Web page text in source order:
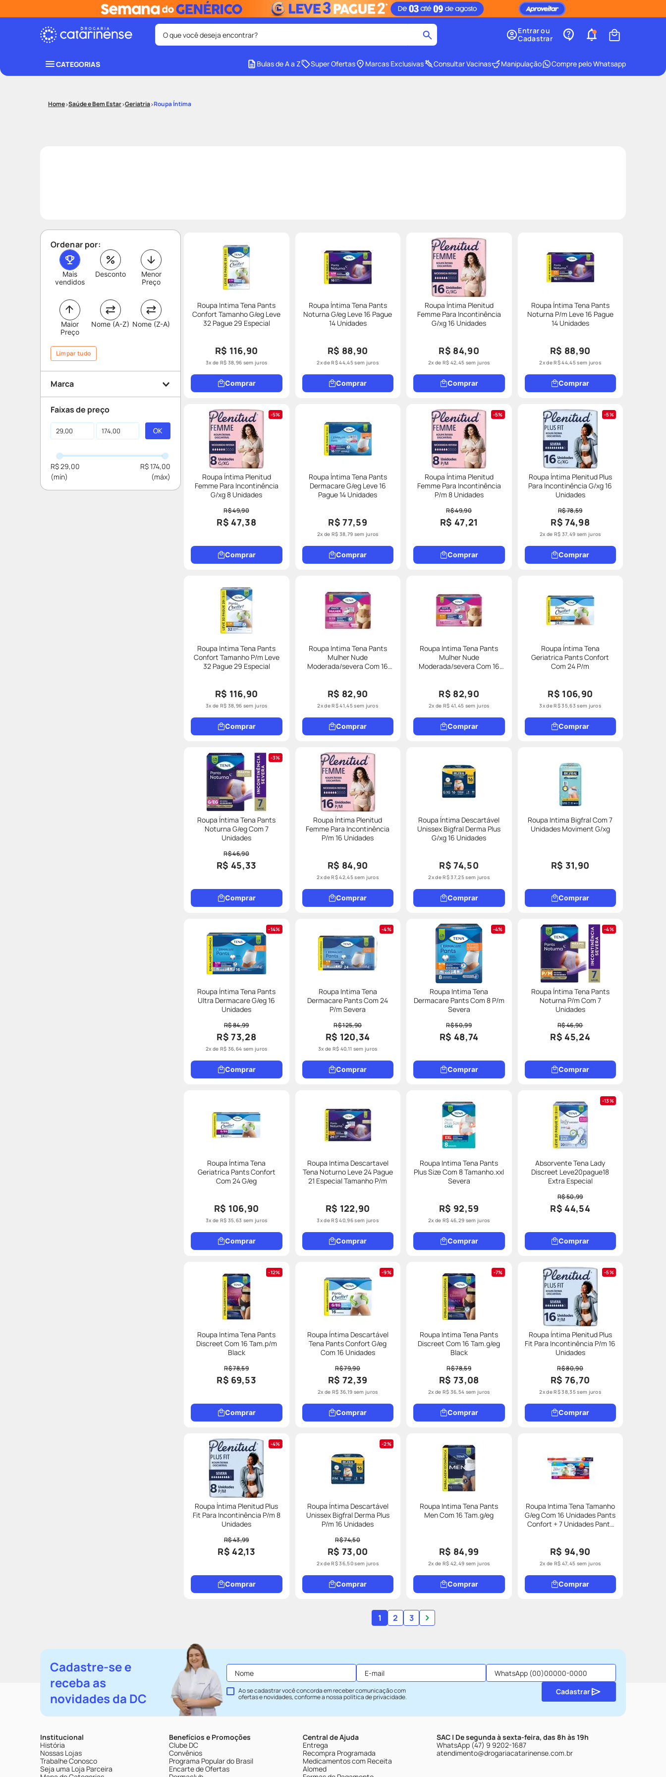
O que você deseja encontrar?
Entrar ou
Cadastrar
CATEGORIAS Bulas de A a Z Super Ofertas Marcas Exclusivas Consultar Vacinas Manipulação Compre pelo Whatsapp
Saúde e Bem Estar Geriatria Roupa Íntima
Ordenar por:
Mais
vendidos
Desconto
Maior
Preço
Menor
Preço
Nome (A-Z) Nome (Z-A)
Marca
Tena
Plenitud
Bigfral
Modess
Drylock
Faixas de preço
R$ 29,00 R$ 174,00
Limpar tudo
Roupa Intima Tena Pants
Confort Tamanho G/eg Leve
32 Pague 29 Especial
R$ 116,90
3x de R$ 38,96 sem juros
Comprar
Roupa Íntima Tena Pants
Noturna G/eg Leve 16 Pague
14 Unidades
R$ 88,90
2x deR$44,45sem juros
Comprar
Roupa Íntima Plenitud
Femme Para Incontinência
G/xg 16 Unidades
R$ 84,90
2x de R$ 42,45 sem juros
Comprar
Roupa Íntima Tena Pants
Noturna P/m Leve 16 Pague
14 Unidades
R$ 88,90
2x deR$44,45sem juros
Comprar
5%
Roupa Íntima Plenitud
Femme Para Incontinência
G/xg 8 Unidades
R$ 49,90
R$ 47,38
Comprar
Roupa Íntima Tena Pants
Dermacare G/eg Leve 16
Pague 14 Unidades
R$ 77,59
2x de R$ 38,79 sem juros
Comprar
5%
Roupa Íntima Plenitud
Femme Para Incontinência
P/m 8 Unidades
R$ 49,90
R$ 47,21
Comprar
5%
Roupa Íntima Plenitud Plus
Para Incontinência G/xg 16
Unidades
R$ 78,59
R$ 74,98
2x de R$ 37,49 sem juros
Comprar
Roupa Intima Tena Pants
Confort Tamanho P/m Leve
32 Pague 29 Especial
R$ 116,90
3x de R$ 38,96 sem juros
Comprar
Roupa Intima Tena Pants
Mulher Nude
Moderada/severa Com 16
R$ 82,90
2x deR$41,45sem juros
Comprar
Roupa Intima Tena Pants
Mulher Nude
Moderada/severa Com 16
R$ 82,90
2x de R$ 41,45 sem juros
Comprar
Roupa Íntima Tena
Geriatrica Pants Confort
Com 24 P/m
R$ 106,90
3x deR$35,63 sem juros
Comprar
3%
Roupa Íntima Tena Pants
Noturna G/eg Com 7
Unidades
R$ 46,90
R$ 45,33
Comprar
Roupa Íntima Plenitud
Femme Para Incontinência
P/m 16 Unidades
R$ 84,90
2x deR$42,45sem juros
Comprar
Roupa Íntima Descartável
Unissex Bigfral Derma Plus
G/xg 16 Unidades
R$ 74,50
2x deR$37,25sem juros
Comprar
Roupa Intima Bigfral Com 7
Unidades Moviment G/xg
R$ 31,90
Comprar
14%
Roupa Íntima Tena Pants
Ultra Dermacare G/eg 16
Unidades
R$ 84,99
R$ 73,28
2x de R$ 36,64 sem juros
Comprar
4%
Roupa Intima Tena
Dermacare Pants Com 24
P/m Severa
R$ 125,90
R$ 120,34
3x de R$ 40,11 sem juros
Comprar
4%
Roupa Intima Tena
Dermacare Pants Com 8 P/m
Severa
R$ 50,99
R$ 48,74
Comprar
4%
Roupa Íntima Tena Pants
Noturna P/m Com 7
Unidades
R$ 46,90
R$ 45,24
Comprar
Roupa Íntima Tena
Geriatrica Pants Confort
Com 24 G/eg
R$ 106,90
3x de R$ 35,63 sem juros
Comprar
Roupa Intima Descartavel
Tena Noturno Leve 24 Pague
21 Especial Tamanho P/m
R$ 122,90
3x deR$40,96sem juros
Comprar
Roupa Intima Tena Pants
Plus Size Com 8 Tamanho.xxl
Severa
R$ 92,59
2x de R$ 46,29 sem juros
Comprar
13%
Absorvente Tena Lady
Discreet Leve20pague18
Extra Especial
R$ 50,99
R$ 44,54
Comprar
12%
Roupa Intima Tena Pants
Discreet Com 16 Tam.p/m
Black
R$ 78,59
R$ 69,53
Comprar
9%
Roupa Íntima Descartável
Tena Pants Confort G/eg
Com 16 Unidades
R$ 79,90
R$ 72,39
2x de R$ 36,19 sem juros
Comprar
7%
Roupa Intima Tena Pants
Discreet Com 16 Tam.g/eg
Black
R$ 78,59
R$ 73,08
2x de R$ 36,54 sem juros
Comprar
5%
Roupa Íntima Plenitud Plus
Fit Para Incontinência P/m 16
Unidades
R$ 80,90
R$ 76,70
2x deR$38,35sem juros
Comprar
4%
Roupa Íntima Plenitud Plus
Fit Para Incontinência P/m 8
Unidades
R$ 43,99
R$ 42,13
Comprar
2%
Roupa Íntima Descartável
Unissex Bigfral Derma Plus
P/m 16 Unidades
R$ 74,50
R$ 73,00
2x deR$36,50sem juros
Comprar
Roupa Intima Tena Pants
Men Com 16 Tam.g/eg
R$ 84,99
2x de R$ 42,49 sem juros
Comprar
Roupa Intima Tena Tamanho
G/eg Com 16 Unidades Pants
Confort + 7 Unidades Pants
R$ 94,90
2x de R$ 47,45 sem juros
Comprar
1 2 3
Cadastre-se e
receba as
novidades da DC
Ao se cadastrar você concorda em receber comunicação com
ofertas e novidades, conforme a nossapolítica de privacidade.
Cadastrar
Institucional
História
Nossas Lojas
Trabalhe Conosco
Seja uma Loja Parceira
Benefícios e Promoções
Clube DC
Convênios
Programa Popular do Brasil
Encarte de Ofertas
Central de Ajuda
Entrega
Recompra Programada
Medicamentos com Receita
Alomed
SAC | De segunda à sexta-feira, das 8h às 19h
WhatsApp (47) 9 9202-1687
atendimento@drogariacatarinense.com.br